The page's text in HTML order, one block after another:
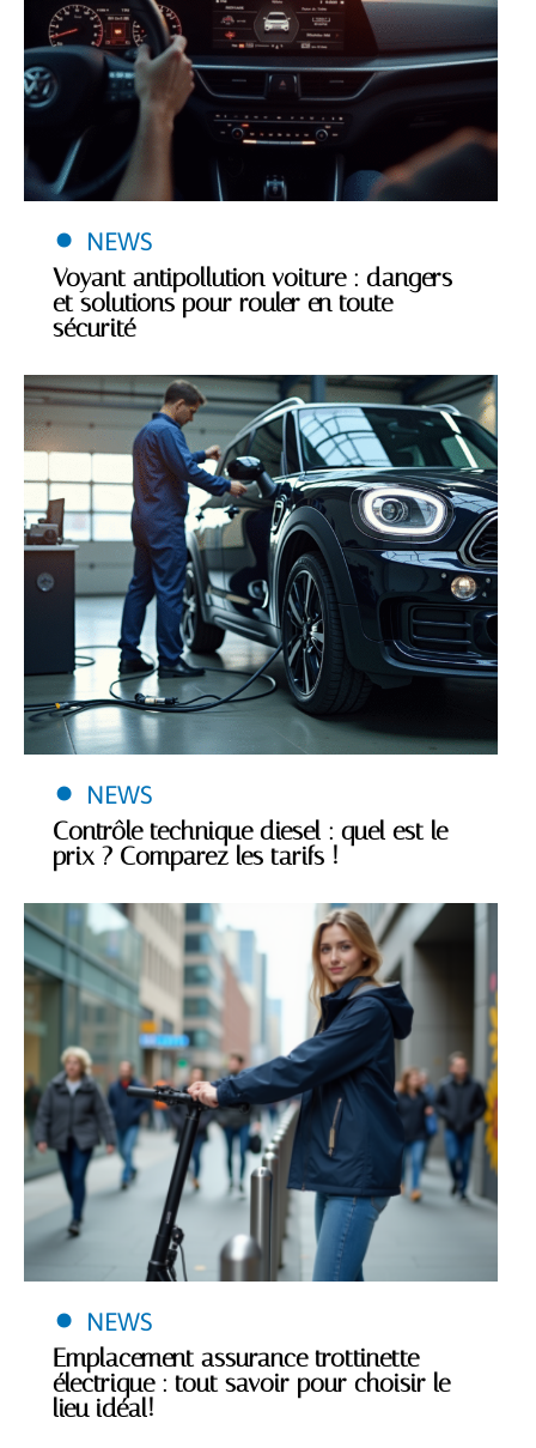
NEWS
Voyant antipollution voiture : dangers
et solutions pour rouler en toute
sécurité
NEWS
Contrôle technique diesel : quel est le
prix ? Comparez les tarifs !
NEWS
Emplacement assurance trottinette
électrique : tout savoir pour choisir le
lieu idéal!